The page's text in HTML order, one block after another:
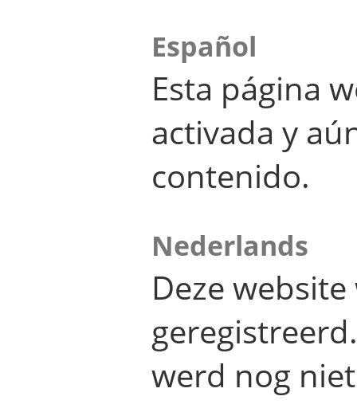
Español
Esta página
activada y
contenido.
Nederlands
Deze
werd nog